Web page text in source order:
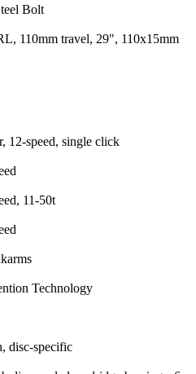
Bolt
110mm travel, 29", 110x15mm
12-speed, single click
11-50t
Technology
disc-specific